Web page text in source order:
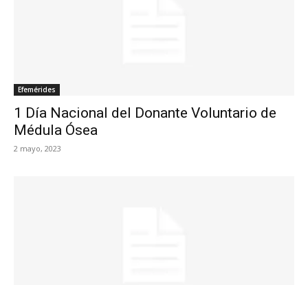
Efemérides
1 Día Nacional del Donante Voluntario de
Médula Ósea
2 mayo, 2023